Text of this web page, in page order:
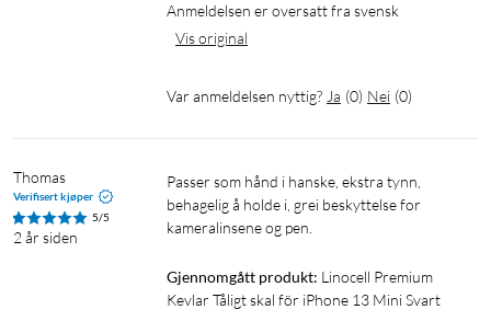
Anmeldelsen er oversatt fra svensk
Vis original
Var anmeldelsen nyttig? Ja (0) Nei (0)
Thomas
Verifisert kjøper
5/5
2 år siden
Passer som hånd i hanske, ekstra tynn,
behagelig å holde i, grei beskyttelse for
kameralinsene og pen.
Gjennomgått produkt: Linocell Premium
Kevlar Tåligt skal för iPhone 13 Mini Svart